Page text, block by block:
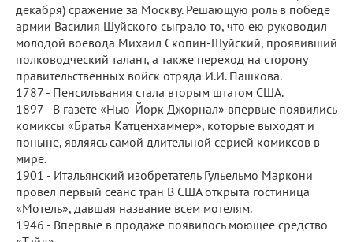
декабря) сражение за Москву. Решающую роль в победе
армии Василия Шуйского сыграло то, что ею руководил
молодой воевода Михаил Скопин-Шуйский, проявивший
полководческий талант, а также переход на сторону
правительственных войск отряда И.И. Пашкова.
1787 - Пенсильвания стала вторым штатом США.
1897 - В газете «Нью-Йорк Джорнал» впервые появились
комиксы «Братья Катценхаммер», которые выходят и
поныне, являясь самой длительной серией комиксов в
мире.
1901 - Итальянский изобретатель Гульельмо Маркони
провел первый сеанс тран В США открыта гостиница
«Мотель», давшая название всем мотелям.
1946 - Впервые в продаже появилось моющее средство